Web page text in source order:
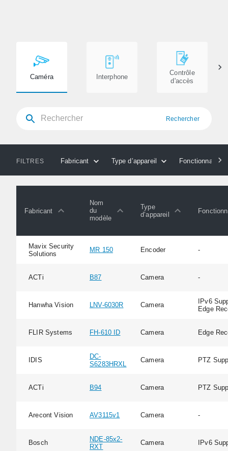
Caméra Interphone
Contrôle
d'accès
Rechercher
FILTRES Fabricant Type d’appareil Fonctionnalités
Fabricant
Nom
du
modèle
Type
d’appareil
Mavix Security
Solutions
MR 150 Encoder -
ACTi B87 Camera -
Hanwha Vision LNV-6030R Camera
IPv6
Edge
FLIR Systems FH-610 ID Camera Edge
IDIS
DC-
S6283HRXL
Camera PTZ
ACTi B94 Camera PTZ
Arecont Vision AV3115v1 Camera -
Bosch
NDE-85x2-
RXT
Camera IPv6